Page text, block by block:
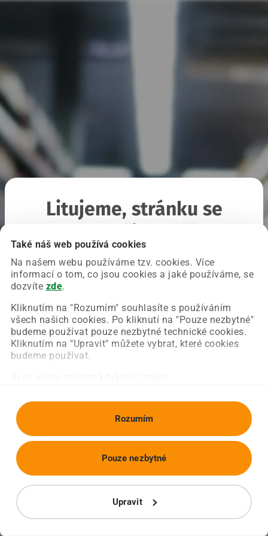
Také náš web používá cookies
Na našem webu používáme tzv. cookies. Více
informací o tom, co jsou cookies a jaké používáme, se
dozvíte zde.
Kliknutím na "Rozumím" souhlasíte s používáním
všech našich cookies. Po kliknutí na "Pouze nezbytné"
budeme používat pouze nezbytné technické cookies.
Kliknutím na "Upravit" můžete vybrat, které cookies
budeme používat.
Rozumím
Upravit
Pouze nezbytné
Litujeme, stránku se
Chyba nastala na naší straně a už ji opravujeme.
Zkuste prosím znovu načíst požadovanou stránku.
Obnovit stránku Úvodní strana